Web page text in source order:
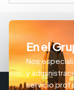
En el
Nos
y
servicio